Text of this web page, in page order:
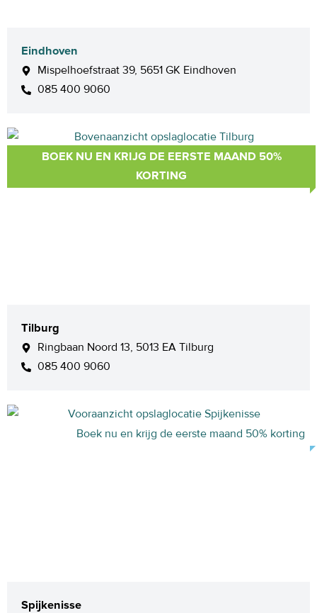
Eindhoven
Mispelhoefstraat 39, 5651 GK Eindhoven
085 400 9060
BOEK NU EN KRIJG DE EERSTE MAAND 50%
KORTING
Tilburg
Ringbaan Noord 13, 5013 EA Tilburg
085 400 9060
Boek nu en krijg de eerste maand 50% korting
Spijkenisse